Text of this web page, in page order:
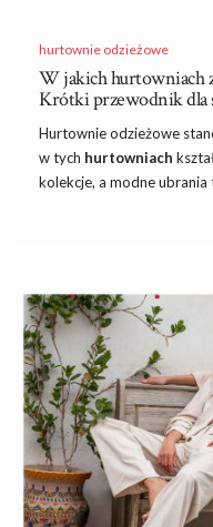
hurtownie odzieżowe
W jakich hurtowniach
Krótki przewodnik
Hurtownie odzieżowe
w tych hurtowniach
kolekcje, a modne
butiku? O tym właśnie
gdzie szukać inspiracji i
prezentował się stylowo i
Dlaczego
głównym
Hurtownie odzieżowe
mody i stanowią główne
przedsiębiorców …